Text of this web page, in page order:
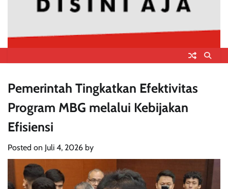
Pemerintah Tingkatkan Efektivitas
Program MBG melalui Kebijakan
Efisiensi
Posted on Juli 4, 2026 by